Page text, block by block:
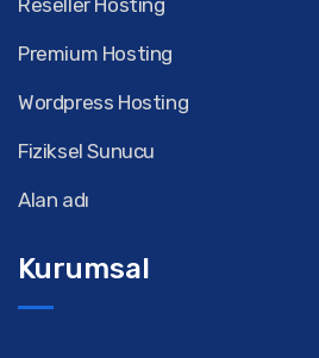
Premium Hosting
Wordpress Hosting
Fiziksel Sunucu
Alan adı
Kurumsal